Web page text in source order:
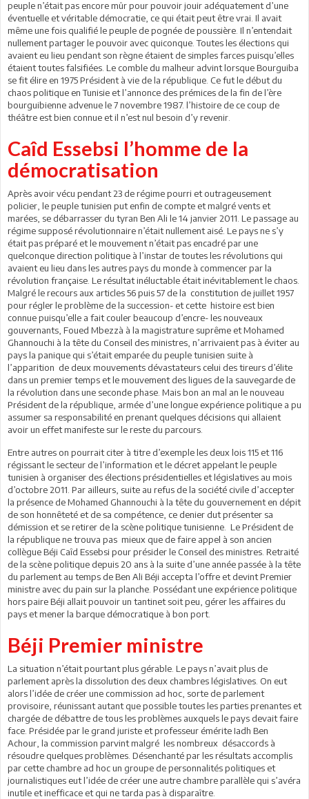
peuple n’était pas encore mûr pour pouvoir jouir adéquatement d’une
éventuelle et véritable démocratie, ce qui était peut être vrai. Il avait
même une fois qualifié le peuple de pognée de poussière. Il n’entendait
nullement partager le pouvoir avec quiconque. Toutes les élections qui
avaient eu lieu pendant son règne étaient de simples farces puisqu’elles
étaient toutes falsifiées. Le comble du malheur advint lorsque Bourguiba
se fit élire en 1975 Président à vie de la république. Ce fut le début du
chaos politique en Tunisie et l’annonce des prémices de la fin de l’ère
bourguibienne advenue le 7 novembre 1987. l’histoire de ce coup de
théâtre est bien connue et il n’est nul besoin d’y revenir.
Caîd Essebsi l’homme de la
démocratisation
Après avoir vécu pendant 23 de régime pourri et outrageusement
policier, le peuple tunisien put enfin de compte et malgré vents et
marées, se débarrasser du tyran Ben Ali le 14 janvier 2011. Le passage au
régime supposé révolutionnaire n’était nullement aisé. Le pays ne s’y
était pas préparé et le mouvement n’était pas encadré par une
quelconque direction politique à l’instar de toutes les révolutions qui
avaient eu lieu dans les autres pays du monde à commencer par la
révolution française. Le résultat inéluctable était inévitablement le chaos.
Malgré le recours aux articles 56 puis 57 de la constitution de juillet 1957
pour régler le problème de la succession- et cette histoire est bien
connue puisqu’elle a fait couler beaucoup d’encre- les nouveaux
gouvernants, Foued Mbezzà à la magistrature suprême et Mohamed
Ghannouchi à la tête du Conseil des ministres, n’arrivaient pas à éviter au
pays la panique qui s’était emparée du peuple tunisien suite à
l’apparition de deux mouvements dévastateurs celui des tireurs d’élite
dans un premier temps et le mouvement des ligues de la sauvegarde de
la révolution dans une seconde phase. Mais bon an mal an le nouveau
Président de la république, armée d’une longue expérience politique a pu
assumer sa responsabilité en prenant quelques décisions qui allaient
avoir un effet manifeste sur le reste du parcours.
Entre autres on pourrait citer à titre d’exemple les deux lois 115 et 116
régissant le secteur de l’information et le décret appelant le peuple
tunisien à organiser des élections présidentielles et législatives au mois
d’octobre 2011. Par ailleurs, suite au refus de la société civile d’accepter
la présence de Mohamed Ghannouchi à la tête du gouvernement en dépit
de son honnêteté et de sa compétence, ce denier dut présenter sa
démission et se retirer de la scène politique tunisienne. Le Président de
la république ne trouva pas mieux que de faire appel à son ancien
collègue Béji Caîd Essebsi pour présider le Conseil des ministres. Retraité
de la scène politique depuis 20 ans à la suite d’une année passée à la tête
du parlement au temps de Ben Ali Béji accepta l’offre et devint Premier
ministre avec du pain sur la planche. Possédant une expérience politique
hors paire Béji allait pouvoir un tantinet soit peu, gérer les affaires du
pays et mener la barque démocratique à bon port.
Béji Premier ministre
La situation n’était pourtant plus gérable. Le pays n’avait plus de
parlement après la dissolution des deux chambres législatives. On eut
alors l’idée de créer une commission ad hoc, sorte de parlement
provisoire, réunissant autant que possible toutes les parties prenantes et
chargée de débattre de tous les problèmes auxquels le pays devait faire
face. Présidée par le grand juriste et professeur émérite Iadh Ben
Achour, la commission parvint malgré les nombreux désaccords à
résoudre quelques problèmes. Désenchanté par les résultats accomplis
par cette chambre ad hoc un groupe de personnalités politiques et
journalistiques eut l’idée de créer une autre chambre parallèle qui s’avéra
inutile et inefficace et qui ne tarda pas à disparaître.